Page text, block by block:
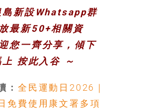
島新設Whatsapp群
最新50+相關資
您一齊分享，傾下
按此入谷 ～
： 全民運動日2026｜
免費使用康文署多項